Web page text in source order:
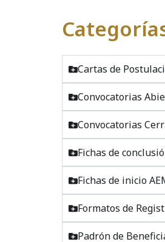
Cartas de
Convocatorias
Convocatorias
Fichas de
Fichas de inicio
Formatos de
Padrón de